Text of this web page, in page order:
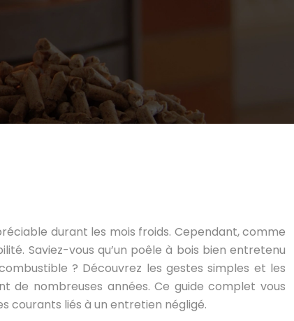
durant les mois froids. Cependant, comme
Saviez-vous qu’un poêle à bois bien entretenu
? Découvrez les gestes simples et les
de nombreuses années. Ce guide complet vous
courants liés à un entretien négligé.